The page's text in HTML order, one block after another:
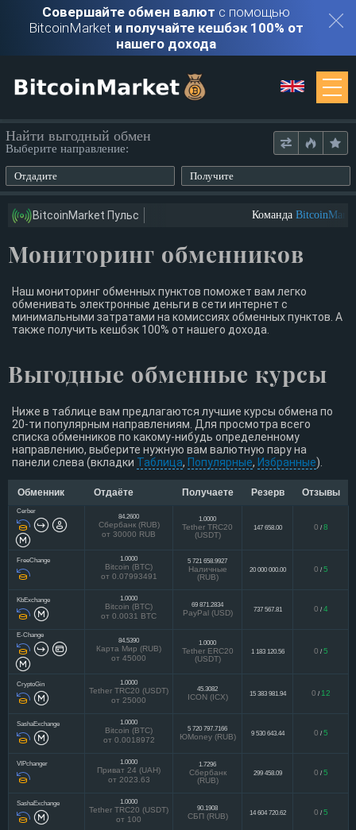
Совершайте обмен валют с помощью
BitcoinMarket и получайте кешбэк 100% от
нашего дохода
Обменники
Войти
Регистрация
Найти выгодный обмен
Выберите направление:
Отдадите Получите
BitcoinMarket Пульс КомандаBitcoinMarket
Мониторинг обменников
Наш мониторинг обменных пунктов поможет вам легко
обменивать электронные деньги в сети интернет с
минимальными затратами на комиссиях обменных пунктов. А
также получить кешбэк 100% от нашего дохода.
Выгодные обменные курсы
Ниже в таблице вам предлагаются лучшие курсы обмена по
20-ти популярным направлениям. Для просмотра всего
списка обменников по какому-нибудь определенному
направлению, выберите нужную вам валютную пару на
панели слева (вкладки Таблица, Популярные, Избранные).
Обменник Отдаёте Получаете Резерв Отзывы
Cerber
84.2600
Сбербанк (RUB)
от 30000 RUB
1.0000
Tether TRC20
(USDT)
147 658.00 0 / 8
FreeChange 1.0000
Bitcoin (BTC)
от 0.07993491
5 721 658.9927
Наличные
(RUB)
20 000 000.00 0 / 5
KbExchange 1.0000
Bitcoin (BTC)
от 0.0031 BTC
69 871.2834
PayPal (USD) 737 567.81 0 / 4
E-Change
84.5390
Карта Мир (RUB)
от 45000
1.0000
Tether ERC20
(USDT)
1 183 120.56 0 / 5
CryptoGin 1.0000
Tether TRC20 (USDT)
от 25000
45.3082
ICON (ICX) 15 383 981.94 0 / 12
SashaExchange 1.0000
Bitcoin (BTC)
от 0.0018972
5 720 797.7166
ЮMoney (RUB) 9 530 643.44 0 / 5
VIPchanger 1.0000
Приват 24 (UAH)
от 2023.63
1.7296
Сбербанк
(RUB)
299 458.09 0 / 5
SashaExchange 1.0000
Tether TRC20 (USDT)
от 100
90.1908
СБП (RUB) 14 604 720.62 0 / 5